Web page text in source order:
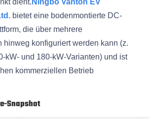
dient. Ningbo Vanton EV
bietet eine bodenmontierte DC-
die über mehrere
hinweg konfiguriert werden kann (z.
kW- und 180-kW-Varianten) und ist
kommerziellen Betrieb
Snapshot